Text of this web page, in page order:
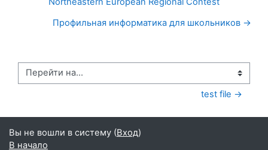
Профильная информатика для школьников →
Перейти на...
test file →
Вы не вошли в систему (Вход)
В начало